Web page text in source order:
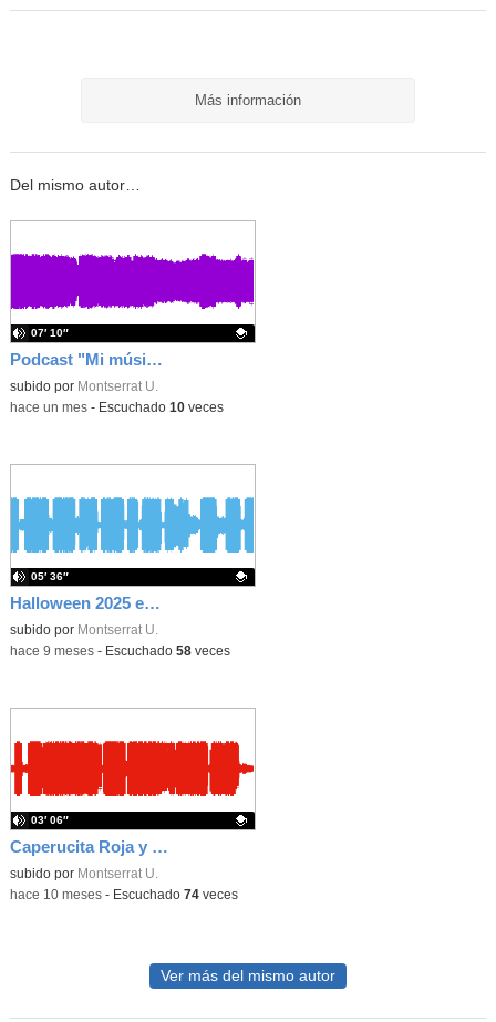
Más información
Del mismo autor…
Podcast "Mi música favorita"
Contenido educativo.
subido por Montserrat U.
07′ 10″
-hace un mes- Escuchado 10veces
Halloween 2025 en el Torrero
Contenido educativo.
subido por Montserrat U.
05′ 36″
-hace 9 meses- Escuchado 58veces
Caperucita Roja y el Lobo por Roald Dahl
Contenido educativo.
subido por Montserrat U.
03′ 06″
-hace 10 meses- Escuchado 74veces
Ver más del mismo autor